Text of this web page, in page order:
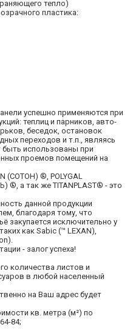
тепло)
пластика:
успешно применяются при
теплиц и парников, авто-
беседок, остановок
переходов и т.п., являясь
быть использованы при
проемов помещений на
(СОТОН) ®, POLYGAL
а так же TITANPLAST® - это
данной продукции
благодаря тому, что
закупается исключительно у
как Sabic (™ LEXAN),
- залог успеха!
количества листов и
в любой населенный
на Ваш адрес будет
кв. метра (м²) по
84;